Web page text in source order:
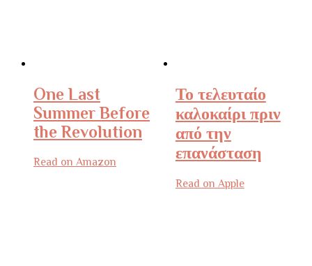
One Last
Summer Before
the Revolution
Read on Amazon
Το τελευταίο
καλοκαίρι πριν
από την
επανάσταση
Read on Apple